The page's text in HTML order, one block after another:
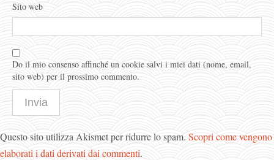
Sito web
Do il mio consenso affinché un cookie salvi i miei dati (nome, email,
sito web) per il prossimo commento.
Questo sito utilizza Akismet per ridurre lo spam. Scopri come vengono
elaborati i dati derivati dai commenti.